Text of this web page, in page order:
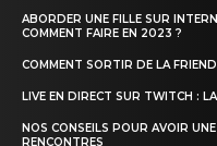
ABORDER UNE FILLE SUR
COMMENT FAIRE EN 2023 ?
COMMENT SORTIR DE LA
LIVE EN DIRECT SUR TWITCH :
NOS CONSEILS POUR AVOIR
RENCONTRES